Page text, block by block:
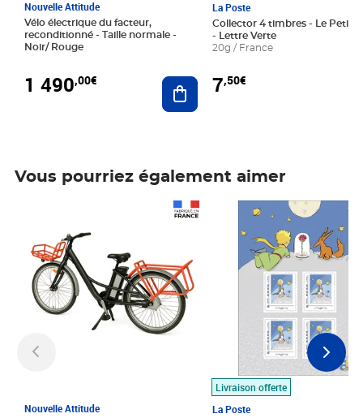
Nouvelle Attitude
Vélo électrique du facteur,
reconditionné - Taille normale -
Noir/ Rouge
1 490,00€ Ajouter au panier
La Poste
Collector 4 timbres - Le Petit
- Lettre Verte
20g / France
7,50€
Vous pourriez également aimer
Nouvelle Attitude
Livraison offerte
La Poste
Prix 7,50€